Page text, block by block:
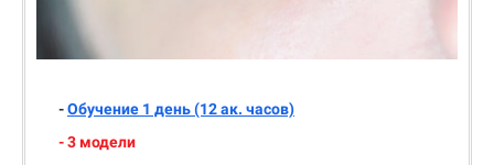
-Обучение 1 день (12 ак. часов)
- 3 модели